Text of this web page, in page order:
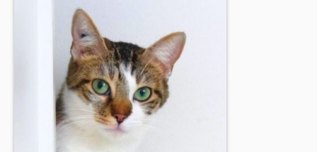
NOUS AIDER
CONTACT
BOUTIQUE